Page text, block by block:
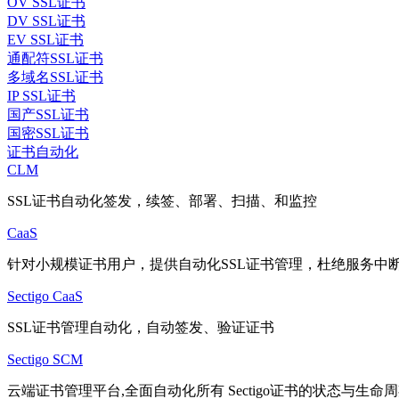
DV SSL证书
EV SSL证书
通配符SSL证书
多域名SSL证书
IP SSL证书
国产SSL证书
国密SSL证书
证书自动化
CLM
SSL证书自动化签发，续签、部署、扫描、和监控
CaaS
针对小规模证书用户，提供自动化SSL证书管理，杜绝服务中
Sectigo CaaS
SSL证书管理自动化，自动签发、验证证书
Sectigo SCM
云端证书管理平台,全面自动化所有 Sectigo证书的状态与生命周